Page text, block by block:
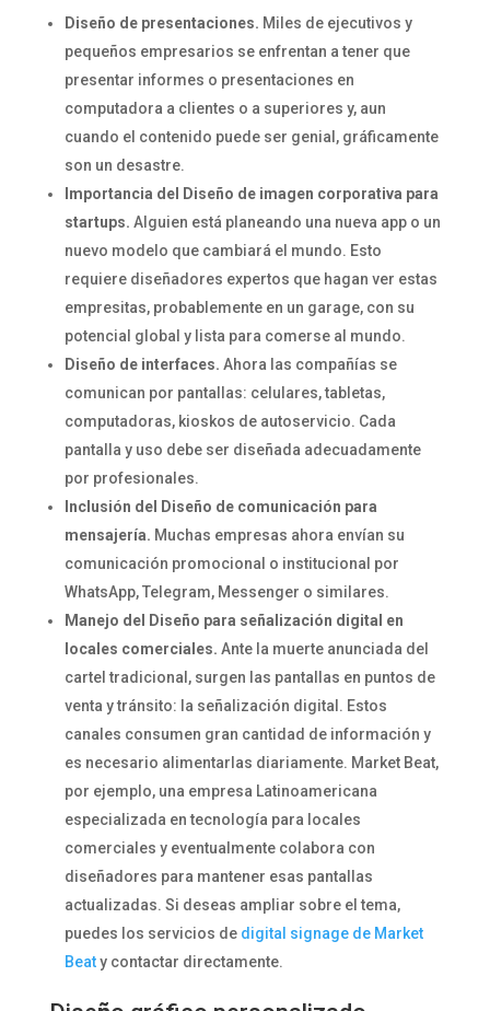
Diseño de presentaciones. Miles de ejecutivos y
pequeños empresarios se enfrentan a tener que
presentar informes o presentaciones en
computadora a clientes o a superiores y, aun
cuando el contenido puede ser genial, gráficamente
son un desastre.
Importancia del
Diseño de imagen corporativa para
startups. Alguien está planeando una nueva app o un
nuevo modelo que cambiará el mundo. Esto
requiere diseñadores expertos que hagan ver estas
empresitas, probablemente en un garage, con su
potencial global y lista para comerse al mundo.
Diseño de interfaces. Ahora las compañías se
comunican por pantallas: celulares, tabletas,
computadoras, kioskos de autoservicio. Cada
pantalla y uso debe ser diseñada adecuadamente
por profesionales.
Inclusión del Diseño de comunicación para
mensajería. Muchas empresas ahora envían su
comunicación promocional o institucional por
WhatsApp, Telegram, Messenger o similares.
Manejo del
Diseño para señalización digital en
locales comerciales. Ante la muerte anunciada del
cartel tradicional, surgen las pantallas en puntos de
venta y tránsito: la señalización digital. Estos
canales consumen gran cantidad de información y
es necesario alimentarlas diariamente. Market Beat,
por ejemplo, una empresa Latinoamericana
especializada en tecnología para locales
comerciales y eventualmente colabora con
diseñadores para mantener esas pantallas
actualizadas. Si deseas ampliar sobre el tema,
puedes los servicios de digital signage de Market
Beaty contactar directamente.